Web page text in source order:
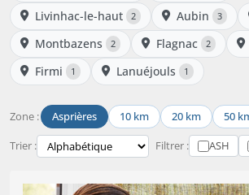
Livinhac-le-haut 2 Aubin 3
Montbazens 2 Flagnac 2
Firmi 1 Lanuéjouls 1
Zone : Asprières 10 km 20 km 50
Trier : Filtrer : ASH